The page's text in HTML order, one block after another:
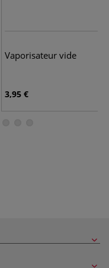
Vaporisateur vide
3,95 €